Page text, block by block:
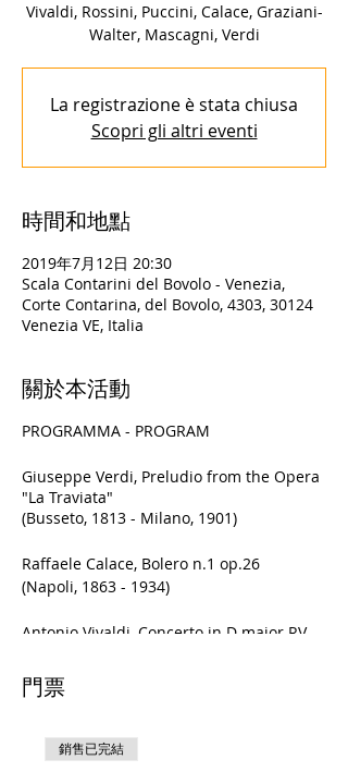
Vivaldi, Rossini, Puccini, Calace, Graziani-
Walter, Mascagni, Verdi
La registrazione è stata chiusa
Scopri gli altri eventi
時間和地點
2019年7月12日 20:30
Scala Contarini del Bovolo - Venezia,
Corte Contarina, del Bovolo, 4303, 30124
Venezia VE, Italia
關於本活動
PROGRAMMA - PROGRAM
Giuseppe Verdi, Preludio from the Opera
"La Traviata"
(Busseto, 1813 - Milano, 1901)
Raffaele Calace, Bolero n.1 op.26
(Napoli, 1863 - 1934)
Antonio Vivaldi, Concerto in D major RV
(Venezia, 1678 - Vienna, 1741)
Opera "Cavalleria Rusticana"
(Livorno, 1863 – Roma, 1945)
門票
銷售已完結